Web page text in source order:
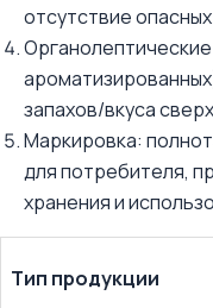
отсутствие
запахов/вкуса
Маркировка:
для потребителя,
хранения и
Тип продукции